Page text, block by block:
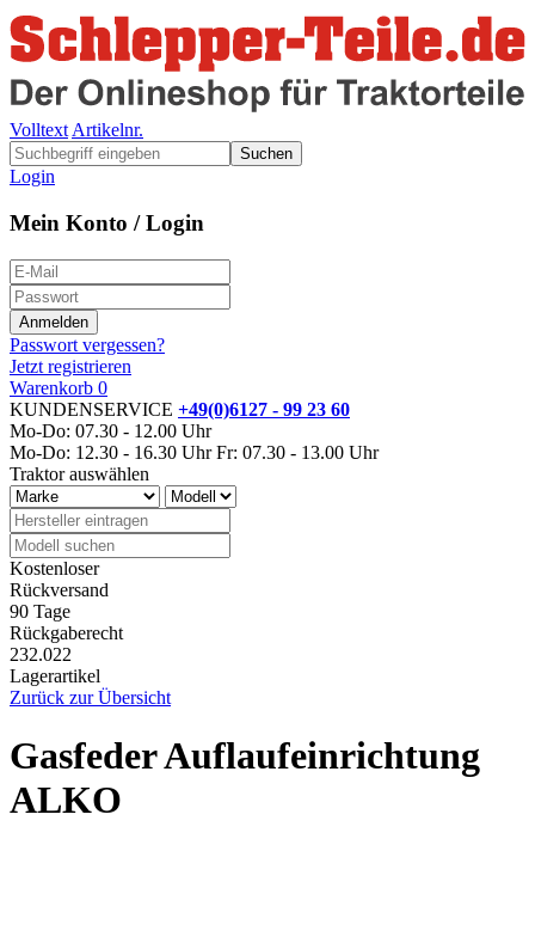
Volltext Artikelnr.
Suchen
Login
Mein Konto / Login
Passwort vergessen?
Jetzt registrieren
Warenkorb 0
KUNDENSERVICE +49(0)6127 - 99 23 60
Mo-Do: 07.30 - 12.00 Uhr
Mo-Do: 12.30 - 16.30 Uhr Fr: 07.30 - 13.00 Uhr
Traktor auswählen
Kostenloser
Rückversand
90 Tage
Rückgaberecht
232.022
Lagerartikel
Zurück zur Übersicht
Gasfeder Auflaufeinrichtung
ALKO